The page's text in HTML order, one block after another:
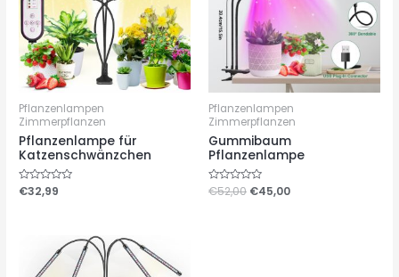
Pflanzenlampen
Zimmerpflanzen
Pflanzenlampe für
Katzenschwänzchen
Bewertet
€32,99
Pflanzenlampen
Zimmerpflanzen
Gummibaum
Pflanzenlampe
Bewertet
€52,00 €45,00